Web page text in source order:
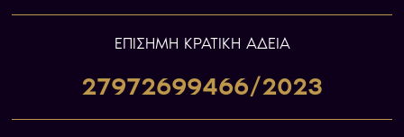
ΕΠIΣΗΜΗ ΚΡΑΤΙΚΗ ΑΔΕΙΑ
27972699466/2023